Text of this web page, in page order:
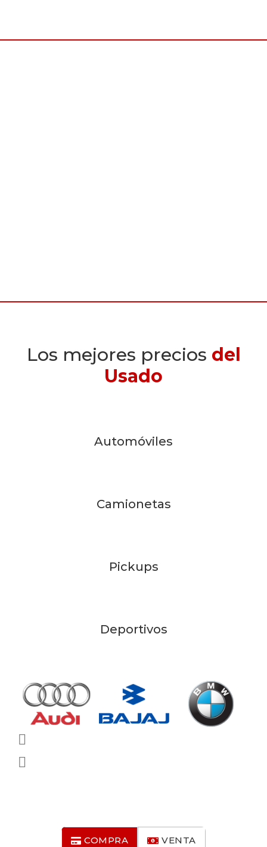
Los mejores precios del
Usado
Automóviles
Camionetas
Pickups
Deportivos
COMPRA VENTA